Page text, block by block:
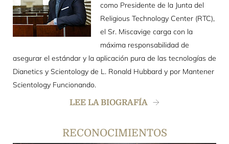
como Presidente de la Junta del
Religious Technology Center (RTC),
el Sr. Miscavige carga con la
máxima responsabilidad de
asegurar el estándar y la aplicación pura de las tecnologías de
Dianetics y Scientology de L. Ronald Hubbard y por Mantener
Scientology Funcionando.
LEE LA BIOGRAFÍA
RECONOCIMIENTOS